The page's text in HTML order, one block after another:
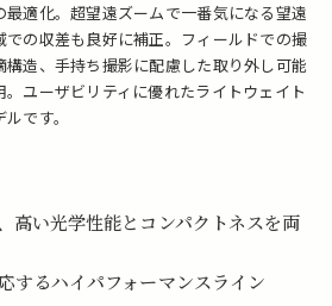
最適化。超望遠ズームで一番気になる望遠
での収差も良好に補正。フィールドでの撮
造、手持ち撮影に配慮した取り外し可能
ユーザビリティに優れたライトウェイト
です。
高い光学性能とコンパクトネスを両
するハイパフォーマンスライン